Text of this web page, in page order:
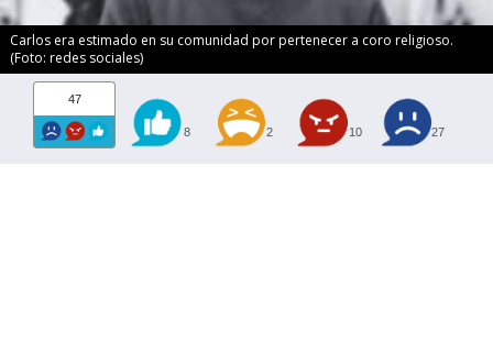
Carlos era estimado en su comunidad por pertenecer a coro religioso.
(Foto: redes sociales)
47
8 2 10 27